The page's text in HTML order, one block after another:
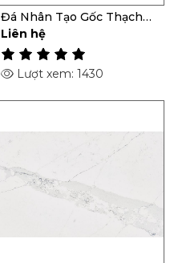
Đá Nhân Tạo Gốc Thạch
Anh Pietra
Liên hệ
Lượt xem: 1430